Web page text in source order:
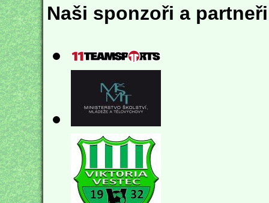
Naši sponzoři a partneři